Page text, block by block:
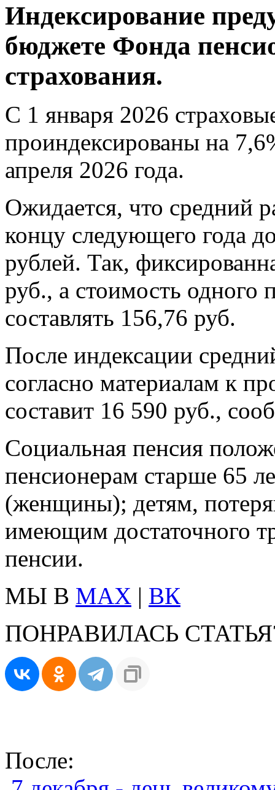
Индексирование
бюджете Фонда
страхования.
С 1 января 2026
проиндексированы на
апреля 2026 года.
Ожидается, что средний
концу следующего года
рублей. Так,
руб., а стоимость одного
составлять 156,76 руб.
После индексации
согласно материалам к
составит 16 590 руб.,
Социальная пенсия
пенсионерам старше 65
(женщины); детям,
имеющим достаточного
пенсии.
МЫ В MAX | ВК
ПОНРАВИЛАСЬ
После: